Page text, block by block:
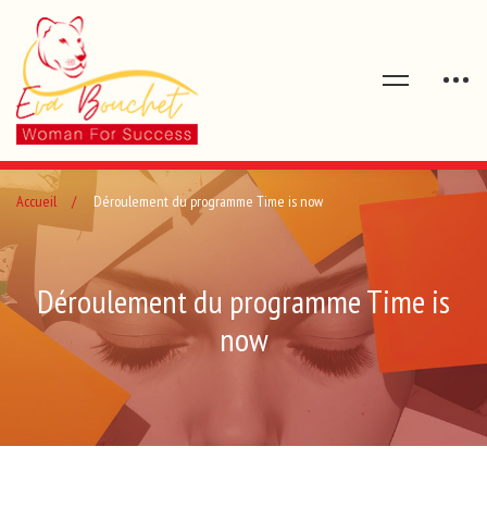
Déroulement du programme Time is
now
Accueil Déroulement du programme Time is now